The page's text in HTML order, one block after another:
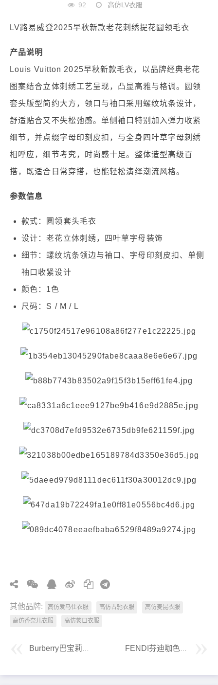
92 高仿LV衣服
LV路易威登2025早秋新款老花刺绣提花圆领毛衣
产品说明
Louis Vuitton 2025早秋新款毛衣，以品牌经典老花
图案结合立体刺绣工艺呈现，凸显高雅与格调。圆领
套头版型简约大方，领口与袖口采用螺纹坑条设计，
舒适贴合又不失松弛感。单侧袖口特别加入弹力收紧
细节，并点缀字母印刻皮扣，与全身四叶草字母刺绣
相呼应，细节考究，时尚感十足。整体造型高级百
搭，既适合日常穿搭，也能轻松演绎潮流风格。
参数信息
款式：圆领套头毛衣
设计：老花立体刺绣，四叶草字母装饰
细节：螺纹坑条领边与袖口、字母印刻皮扣、单侧
袖口收紧设计
颜色：1色
尺码：S / M / L
其他品牌: 高仿爱马仕衣服 高仿古驰衣服
高仿麦昆衣服
高仿香奈儿衣服
高仿蒙口衣服
FENDI芬迪咖色FF老花肌理感立体剪裁外套